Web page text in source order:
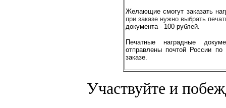
Желающие смогут заказать
при заказе нужно выбрать
документа - 100 рублей.
Печатные наградные
отправлены почтой России
заказе.
Участвуйте и